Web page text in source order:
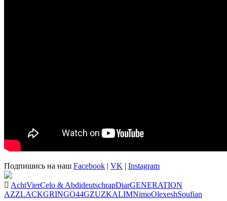
Подпишись на наш Facebook | VK | Instagram
AchtVierCelo & AbdideutschrapDiarGENERATION
AZZLACKGRINGO44GZUZKALIMNimoOlexeshSoufian